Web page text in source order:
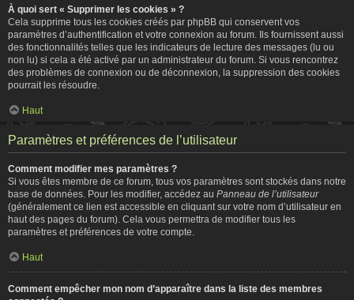
À quoi sert « Supprimer les cookies » ?
Cela supprime tous les cookies créés par phpBB qui conservent vos
paramètres d’authentification et votre connexion au forum. Ils fournissent aussi
des fonctionnalités telles que les indicateurs de lecture des messages (lu ou
non lu) si cela a été activé par un administrateur du forum. Si vous rencontrez
des problèmes de connexion ou de déconnexion, la suppression des cookies
pourrait les résoudre.
Haut
Paramètres et préférences de l’utilisateur
Comment modifier mes paramètres ?
Si vous êtes membre de ce forum, tous vos paramètres sont stockés dans notre
base de données. Pour les modifier, accédez au Panneau de l’utilisateur
(généralement ce lien est accessible en cliquant sur votre nom d’utilisateur en
haut des pages du forum). Cela vous permettra de modifier tous les
paramètres et préférences de votre compte.
Haut
Comment empêcher mon nom d’apparaître dans la liste des membres